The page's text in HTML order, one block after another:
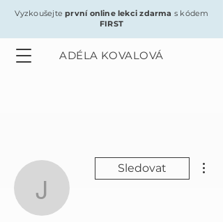
Vyzkoušejteprvní online lekci zdarma s kódem
FIRST
ADÉLA KOVALOVÁ
jedlickovaavve
Sledovat